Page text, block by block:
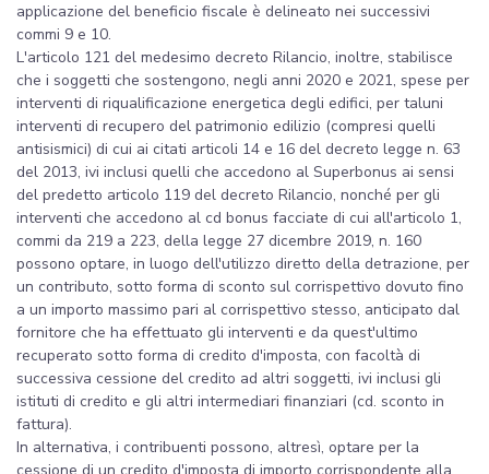
applicazione del beneficio fiscale è delineato nei successivi
commi 9 e 10.
L'articolo 121 del medesimo decreto Rilancio, inoltre, stabilisce
che i soggetti che sostengono, negli anni 2020 e 2021, spese per
interventi di riqualificazione energetica degli edifici, per taluni
interventi di recupero del patrimonio edilizio (compresi quelli
antisismici) di cui ai citati articoli 14 e 16 del decreto legge n. 63
del 2013, ivi inclusi quelli che accedono al Superbonus ai sensi
del predetto articolo 119 del decreto Rilancio, nonché per gli
interventi che accedono al cd bonus facciate di cui all'articolo 1,
commi da 219 a 223, della legge 27 dicembre 2019, n. 160
possono optare, in luogo dell'utilizzo diretto della detrazione, per
un contributo, sotto forma di sconto sul corrispettivo dovuto fino
a un importo massimo pari al corrispettivo stesso, anticipato dal
fornitore che ha effettuato gli interventi e da quest'ultimo
recuperato sotto forma di credito d'imposta, con facoltà di
successiva cessione del credito ad altri soggetti, ivi inclusi gli
istituti di credito e gli altri intermediari finanziari (cd. sconto in
fattura).
In alternativa, i contribuenti possono, altresì, optare per la